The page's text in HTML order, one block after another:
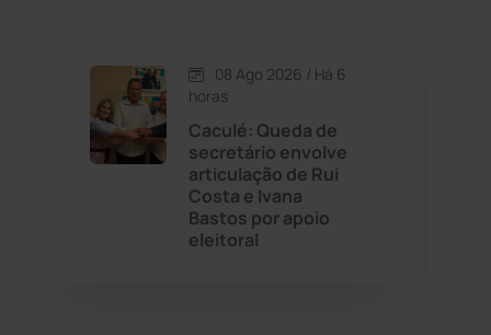
Caetité (1504)
Candiba
Cândido Sales
08 Ago 2026 / Há 6
horas
Caculé: Queda de
secretário envolve
articulação de Rui
Costa e Ivana
Bastos por apoio
eleitoral